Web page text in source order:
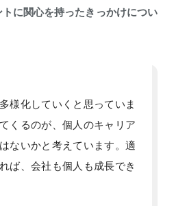
に関心を持ったきっかけについ
様化していくと思っていま
くるのが、個人のキャリア
ないかと考えています。適
ば、会社も個人も成長でき